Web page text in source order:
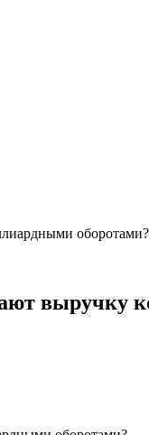
оборотами?
выручку